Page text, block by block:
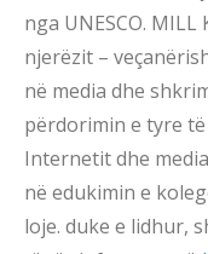
nga UNESCO.
njerëzit –
në media dhe
përdorimin e tyre
Internetit dhe
në edukimin e
loje. duke e lidhur,